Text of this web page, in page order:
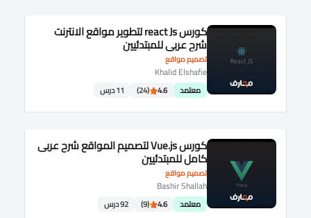
تصميم مواقع
كورس react Js لتطوير مواقع الانترنت
شرح عربى للمبتدئيين
Khalid Elshafie
معتمد 4.6
(24) 11 درس
تصميم مواقع
كورس Vue.js لتصميم المواقع شرح عربى
كامل للمبتدئيين
Bashir Shallah
معتمد 4.6
(9) 92 درس